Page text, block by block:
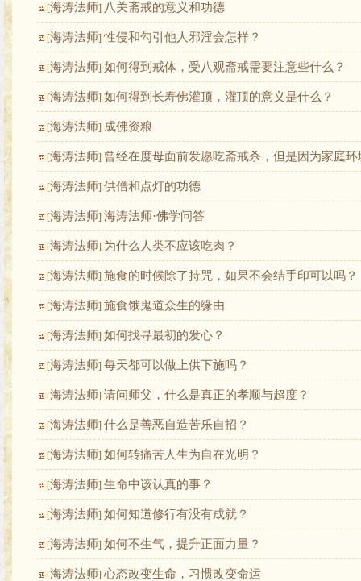
[海涛法师] 八关斋戒的意义和功德
[海涛法师]性侵和勾引他人邪淫会怎样？
[海涛法师] 如何得到戒体，受八观斋戒需要注意些什么？
[海涛法师] 如何得到长寿佛灌顶，灌顶的意义是什么？
[海涛法师] 成佛资粮
[海涛法师] 曾经在度母面前发愿吃斋戒杀，但是因为家庭
[海涛法师] 供僧和点灯的功德
[海涛法师] 海涛法师·佛学问答
[海涛法师] 为什么人类不应该吃肉？
[海涛法师] 施食的时候除了持咒，如果不会结手印可以吗？
[海涛法师] 施食饿鬼道众生的缘由
[海涛法师] 如何找寻最初的发心？
[海涛法师] 每天都可以做上供下施吗？
[海涛法师] 请问师父，什么是真正的孝顺与超度？
[海涛法师] 什么是善恶自造苦乐自招？
[海涛法师] 如何转痛苦人生为自在光明？
[海涛法师] 生命中该认真的事？
[海涛法师] 如何知道修行有没有成就？
[海涛法师] 如何不生气，提升正面力量？
[海涛法师] 心态改变生命，习惯改变命运